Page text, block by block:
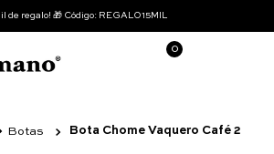
de regalo! 🎁 Código: REGALO15MIL
0
Botas Bota Chome Vaquero Café 2